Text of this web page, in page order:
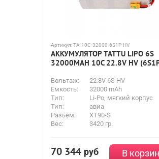
Артикул:TA-10C-32000-6S1P-HV
АККУМУЛЯТОР TATTU LIPO 6S
32000MAH 10C 22.8V HV
Вольтаж:
22.8V 6S HV
Емкость:
32000 mAh
Тип:
Li-Po, мягкий корпус
Тип:
авиа
Разьем:
XT90-S
Вес:
3420 гр.
70 344 руб В